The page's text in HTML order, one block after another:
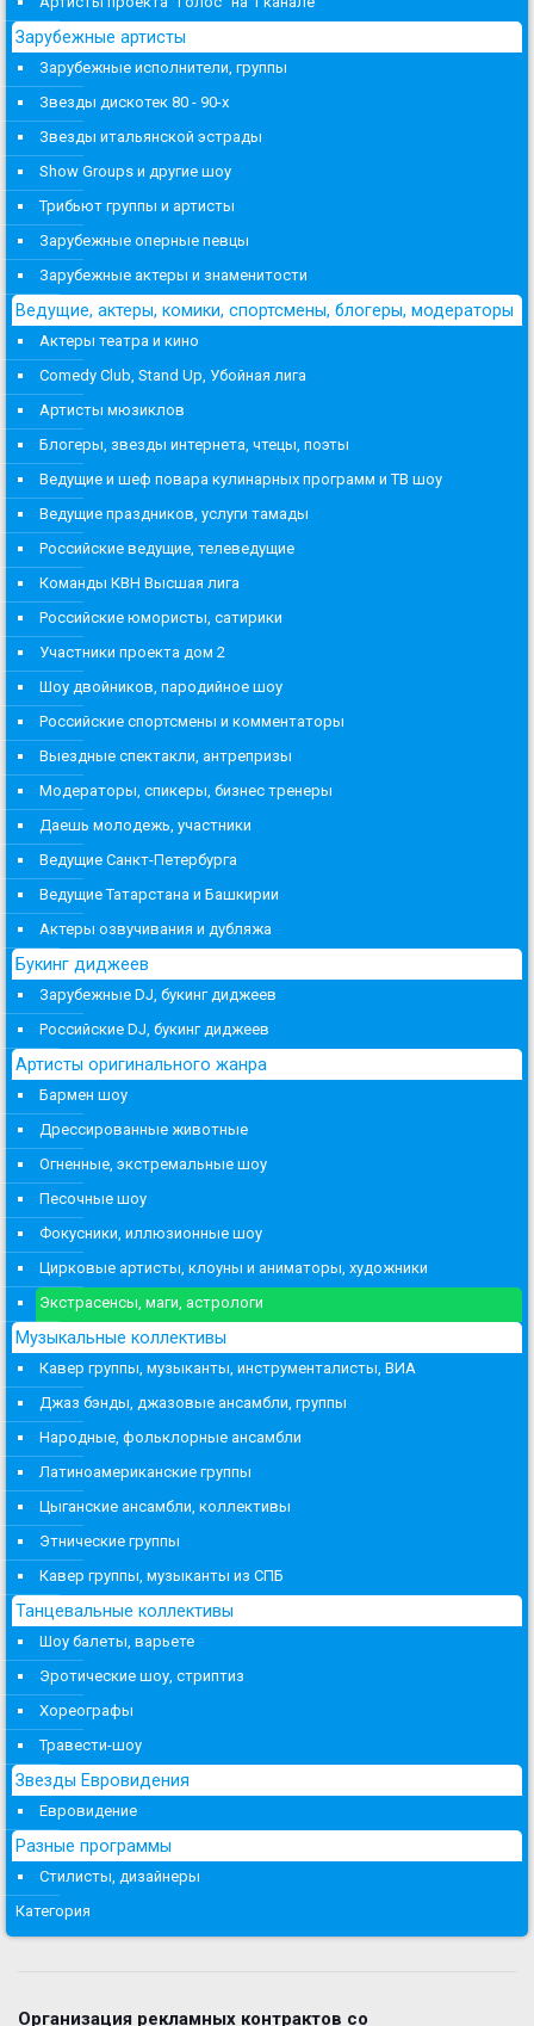
Зарубежные артисты
Зарубежные исполнители, группы
Звезды дискотек 80 - 90-х
Звезды итальянской эстрады
Show Groups и другие шоу
Трибьют группы и артисты
Зарубежные оперные певцы
Зарубежные актеры и знаменитости
Ведущие, актеры, комики, спортсмены, блогеры, модераторы
Актеры театра и кино
Comedy Club, Stand Up, Убойная лига
Артисты мюзиклов
Блогеры, звезды интернета, чтецы, поэты
Ведущие и шеф повара кулинарных программ и ТВ шоу
Ведущие праздников, услуги тамады
Российские ведущие, телеведущие
Команды КВН Высшая лига
Российские юмористы, сатирики
Участники проекта дом 2
Шоу двойников, пародийное шоу
Российские спортсмены и комментаторы
Выездные спектакли, антрепризы
Модераторы, спикеры, бизнес тренеры
Даешь молодежь, участники
Ведущие Санкт-Петербурга
Ведущие Татарстана и Башкирии
Актеры озвучивания и дубляжа
Букинг диджеев
Зарубежные DJ, букинг диджеев
Российские DJ, букинг диджеев
Артисты оригинального жанра
Бармен шоу
Дрессированные животные
Огненные, экстремальные шоу
Песочные шоу
Фокусники, иллюзионные шоу
Цирковые артисты, клоуны и аниматоры, художники
Экстрасенсы, маги, астрологи
Музыкальные коллективы
Кавер группы, музыканты, инструменталисты, ВИА
Джаз бэнды, джазовые ансамбли, группы
Народные, фольклорные ансамбли
Латиноамериканские группы
Цыганские ансамбли, коллективы
Этнические группы
Кавер группы, музыканты из СПБ
Танцевальные коллективы
Шоу балеты, варьете
Эротические шоу, стриптиз
Хореографы
Травести-шоу
Звезды Евровидения
Евровидение
Разные программы
Стилисты, дизайнеры
Категория
Организация рекламных контрактов со